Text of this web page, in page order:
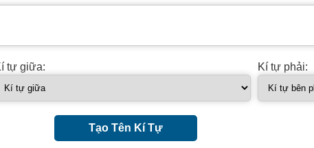
tự giữa: Kí tự phải:
Tạo Tên Kí Tự